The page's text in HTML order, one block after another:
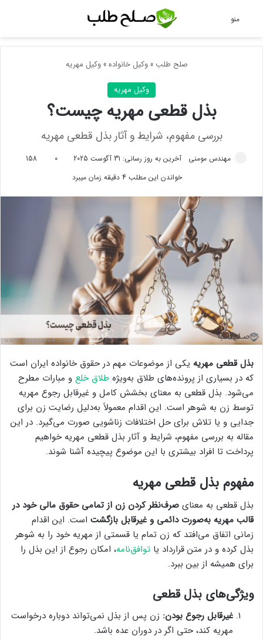
منو
صلح طلب » وکیل خانواده» وکیل مهریه
وکیل مهریه
بذل قطعی مهریه چیست؟
بررسی مفهوم، شرایط و آثار بذل قطعی مهریه
مهندس مومنی آخرین به روز رسانی: 31 آگوست 2025 0
158
خواندن این مطلب 4 دقیقه زمان میبرد
بذل قطعی مهریه یکی از موضوعات مهم در حقوق خانواده ایران است
که در بسیاری از پرونده‌های طلاق به‌ویژه طلاق خلع و مبارات مطرح
می‌شود. بذل قطعی به معنای بخشش کامل و غیرقابل رجوع مهریه
توسط زن به شوهر است. این اقدام معمولاً به‌دلیل رضایت زن برای
جدایی و یا تلاش برای حل اختلافات زناشویی صورت می‌گیرد. در این
مقاله به بررسی مفهوم، شرایط و آثار بذل قطعی مهریه خواهیم
پرداخت تا افراد بیشتری با این موضوع پیچیده آشنا شوند.
مفهوم بذل قطعی مهریه
بذل قطعی به معنای صرف‌نظر کردن زن از تمامی حقوق مالی خود در
قالب مهریه به‌صورت دائمی و غیرقابل بازگشت است. این اقدام
زمانی اتفاق می‌افتد که زن تمام یا قسمتی از مهریه خود را به شوهر
بذل کرده و در متن قرارداد یا توافق‌نامه، امکان رجوع از این بذل را
برای همیشه از بین ببرد.
ویژگی‌های بذل قطعی
غیرقابل رجوع بودن: زن پس از بذل نمی‌تواند دوباره درخواست
مهریه کند، حتی اگر در دوران عده باشد.